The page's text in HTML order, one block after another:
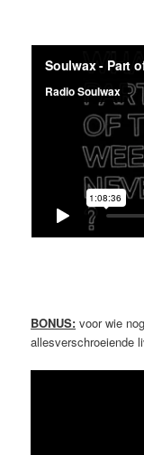
BONUS: voor wie
allesverschroeiende